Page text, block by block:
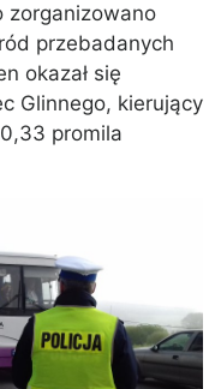
zorganizowano
przebadanych
okazał się
Glinnego, kierujący
promila